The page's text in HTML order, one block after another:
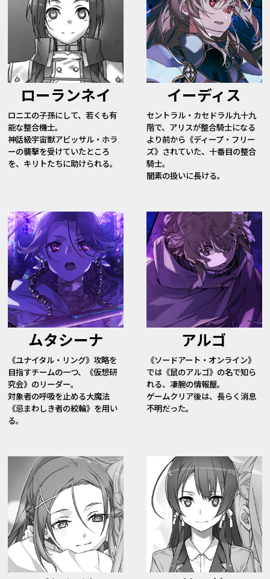
ローランネイ
ロニエの子孫にして、若くも有
能な整合機士。
神話級宇宙獣アビッサル・ホラ
ーの襲撃を受けていたところ
を、キリトたちに助けられる。
イーディス
セントラル・カセドラル九十九
階で、アリスが整合騎士になる
より前から《ディープ・フリー
ズ》されていた、十番目の整合
騎士。
闇素の扱いに長ける。
ムタシーナ
《ユナイタル・リング》攻略を
目指すチームの一つ、《仮想研
究会》のリーダー。
対象者の呼吸を止める大魔法
《忌まわしき者の絞輪》を用い
る。
アルゴ
《ソードアート・オンライン》
では《鼠のアルゴ》の名で知ら
れる、凄腕の情報屋。
ゲームクリア後は、長らく消息
不明だった。